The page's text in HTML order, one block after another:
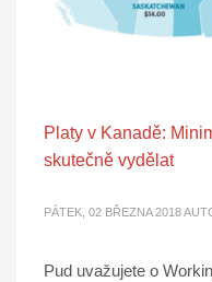
Platy v Kanadě:
skutečně vydělat
PÁTEK, 02 BŘEZNA 2018
Pud uvažujete o